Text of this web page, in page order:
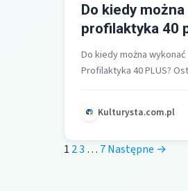
Do kiedy
profilaktyka 40
Do kiedy można
Profilaktyka 40 PLUS?
Kulturysta.com.pl
1 23 … 7Następne →